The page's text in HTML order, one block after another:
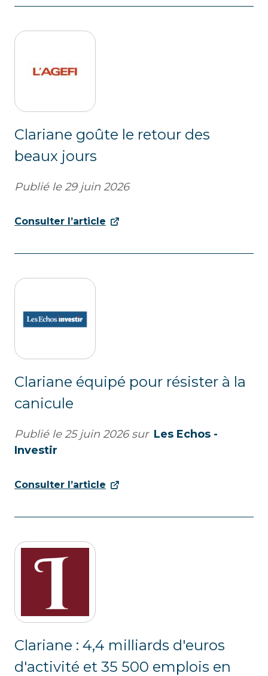
Clariane goûte le retour des
beaux jours
Publié le29 juin 2026
Consulter l’article
Clariane équipé pour résister à la
canicule
Publié le25 juin 2026sur Les Echos -
Investir
Consulter l’article
Clariane : 4,4 milliards d'euros
d'activité et 35 500 emplois en